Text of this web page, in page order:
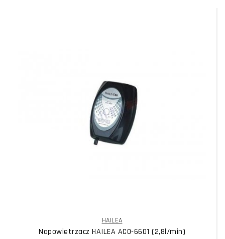
HAILEA
Napowietrzacz HAILEA ACO-6601 (2,8l/min)